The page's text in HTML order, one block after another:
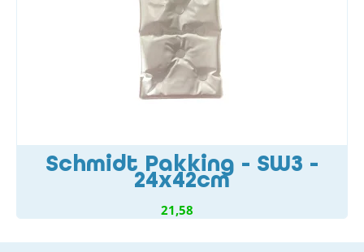
Schmidt Pakking - SW3 -
24x42cm
21,58